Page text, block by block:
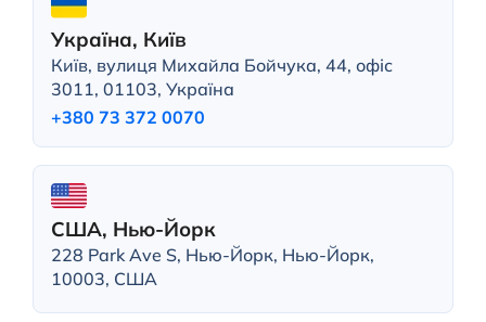
Україна, Київ
Київ, вулиця Михайла Бойчука, 44, офіс
3011, 01103, Україна
+380 73 372 0070
США, Нью-Йорк
228 Park Ave S, Нью-Йорк, Нью-Йорк,
10003, США